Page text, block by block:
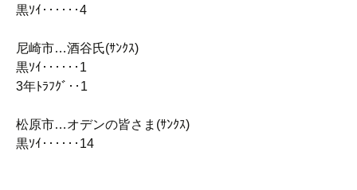
黒ｿｲ‥‥‥4
尼崎市…酒谷氏(ｻﾝｸｽ)
黒ｿｲ‥‥‥1
3年ﾄﾗﾌｸﾞ‥1
松原市…オデンの皆さま(ｻﾝｸｽ)
黒ｿｲ‥‥‥14